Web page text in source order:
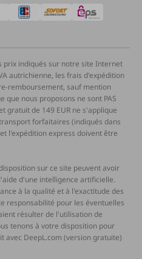
prix indiqués sur notre site Internet
autrichienne, les frais d'expédition
remboursement, sauf mention
nous proposons ne sont PAS
gratuit de 149 EUR ne s'applique
forfaitaires (indiqués dans
l'expédition express doivent être
sur ce site peuvent avoir
d'une intelligence artificielle.
à la qualité et à l'exactitude des
responsabilité pour les éventuelles
résulter de l'utilisation de
tenons à votre disposition pour
avec DeepL.com (version gratuite)